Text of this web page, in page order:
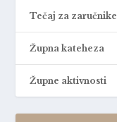
Tečaj za zaručnike
Župna kateheza
Župne aktivnosti